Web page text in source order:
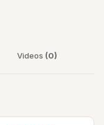
Videos (0)